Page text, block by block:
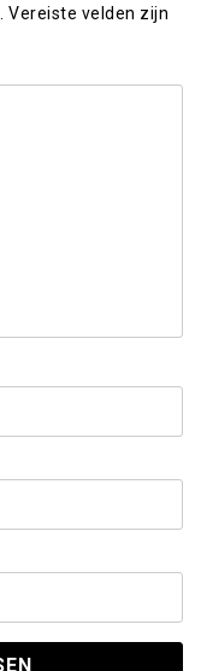
Vereiste velden zijn